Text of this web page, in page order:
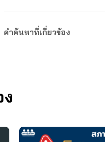
คำค้นหาที่เกี่ยวข้อง